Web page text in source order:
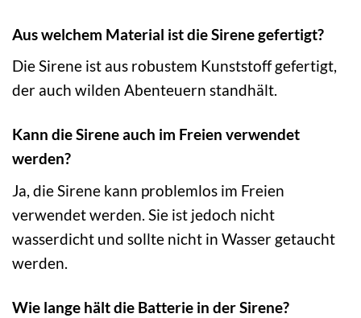
Aus welchem Material ist die Sirene gefertigt?
Die Sirene ist aus robustem Kunststoff gefertigt,
der auch wilden Abenteuern standhält.
Kann die Sirene auch im Freien verwendet
werden?
Ja, die Sirene kann problemlos im Freien
verwendet werden. Sie ist jedoch nicht
wasserdicht und sollte nicht in Wasser getaucht
werden.
Wie lange hält die Batterie in der Sirene?